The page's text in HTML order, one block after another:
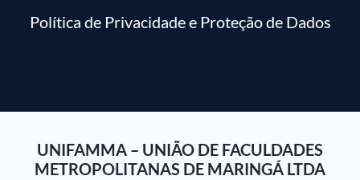
Política de Privacidade e Proteção de Dados
UNIFAMMA – UNIÃO DE FACULDADES
METROPOLITANAS DE MARINGÁ LTDA